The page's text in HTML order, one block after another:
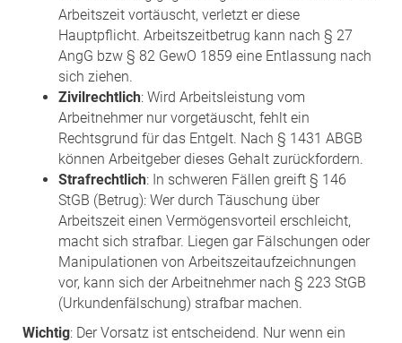
Arbeitszeit vortäuscht, verletzt er diese
Hauptpflicht. Arbeitszeitbetrug kann nach § 27
AngG bzw § 82 GewO 1859 eine Entlassung nach
sich ziehen.
Zivilrechtlich: Wird Arbeitsleistung vom
Arbeitnehmer nur vorgetäuscht, fehlt ein
Rechtsgrund für das Entgelt. Nach § 1431 ABGB
können Arbeitgeber dieses Gehalt zurückfordern.
Strafrechtlich: In schweren Fällen greift § 146
StGB (Betrug): Wer durch Täuschung über
Arbeitszeit einen Vermögensvorteil erschleicht,
macht sich strafbar. Liegen gar Fälschungen oder
Manipulationen von Arbeitszeitaufzeichnungen
vor, kann sich der Arbeitnehmer nach § 223 StGB
(Urkundenfälschung) strafbar machen.
Wichtig: Der Vorsatz ist entscheidend. Nur wenn ein